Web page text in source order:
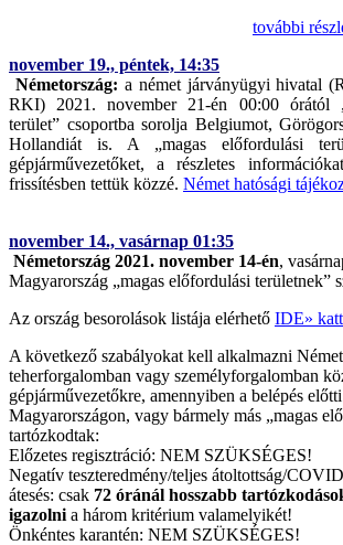
további
november 19., péntek, 14:35
Németország: a német járványügyi hivatal
RKI) 2021. november 21-én 00:00 órától
terület” csoportba sorolja Belgiumot,
Hollandiát is. A „magas előfordulási
gépjárművezetőket, a részletes
frissítésben tettük közzé. Német hatósági
november 14., vasárnap 01:35
Németország 2021. november 14-én,
Magyarország „magas előfordulási területnek”
Az ország besorolások listája elérhető IDE»
A következő szabályokat kell alkalmazni
teherforgalomban vagy személyforgalomban
gépjárművezetőkre, amennyiben a belépés
Magyarországon, vagy bármely más „magas
tartózkodtak:
Előzetes regisztráció: NEM SZÜKSÉGES!
Negatív teszteredmény/teljes átoltottság/
átesés: csak 72 óránál hosszabb
igazolni a három kritérium valamelyikét!
Önkéntes karantén: NEM SZÜKSÉGES!